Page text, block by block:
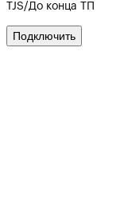
TJS/До конца ТП
Подключить